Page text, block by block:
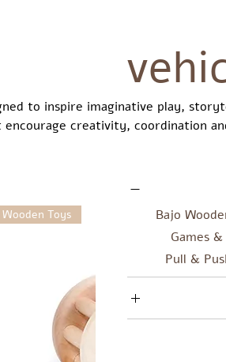
to inspire imaginative play,
creativity, coordination
Bajo
Games
Pull &
Toys